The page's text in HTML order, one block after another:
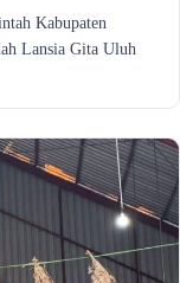
Kabupaten
Lansia Gita Uluh